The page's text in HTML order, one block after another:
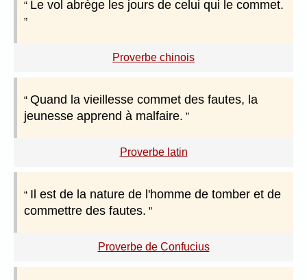
Le vol abrège les jours de celui qui le commet.
Proverbe chinois
Quand la vieillesse commet des fautes, la
jeunesse apprend à malfaire.
Proverbe latin
Il est de la nature de l'homme de tomber et de
commettre des fautes.
Proverbe de Confucius